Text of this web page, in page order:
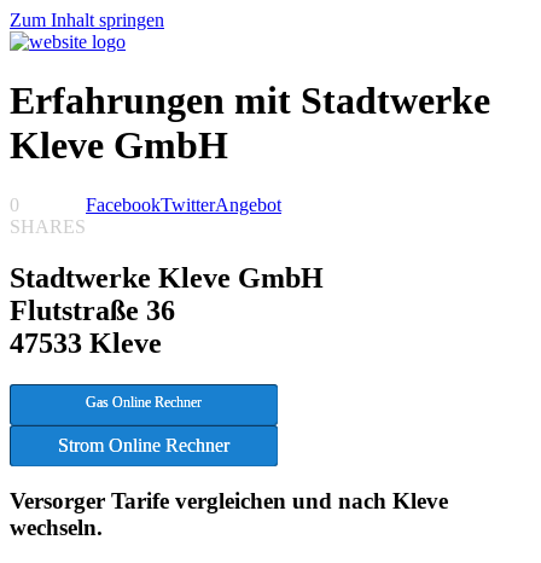
Zum Inhalt springen
Erfahrungen mit Stadtwerke
Kleve GmbH
0
SHARES
FacebookTwitterAngebot
Stadtwerke Kleve GmbH
Flutstraße 36
47533 Kleve
Gas Online Rechner
Strom Online Rechner
Versorger Tarife vergleichen und nach Kleve
wechseln.